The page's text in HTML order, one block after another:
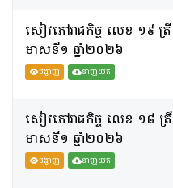
សៀវភៅរាជកិច្ច លេខ ១៩ ត្រី
មាសទី១ ឆ្នាំ២០២៦
បង្ហាញ ទាញយក
សៀវភៅរាជកិច្ច លេខ ១៨ ត្រី
មាសទី១ ឆ្នាំ២០២៦
បង្ហាញ ទាញយក